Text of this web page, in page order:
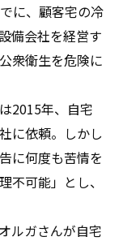
に、顧客宅の冷
備会社を経営す
衆衛生を危険に
2015年、自宅
に依頼。しかし
に何度も苦情を
不可能」とし、
ルガさんが自宅